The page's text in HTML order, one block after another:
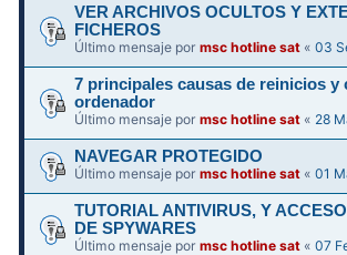
VER ARCHIVOS OCULTOS Y
FICHEROS
Último mensaje pormsc hotline sat «03
7 principales causas de reinicios y
ordenador
Último mensaje pormsc hotline sat « 28
NAVEGAR PROTEGIDO
Último mensaje pormsc hotline sat «01
TUTORIAL ANTIVIRUS, Y
DE SPYWARES
Último mensaje pormsc hotline sat «07